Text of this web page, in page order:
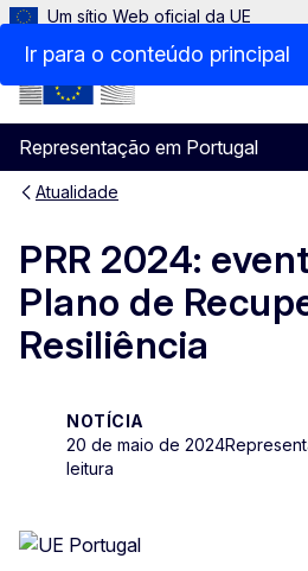
Ir para o conteúdo principal
Um sítio Web oficial da UE
Representação em Portugal
Menu
Atualidade
PRR 2024:
Plano de
Resiliência
NOTÍCIA
20 de maio de 2024
leitura